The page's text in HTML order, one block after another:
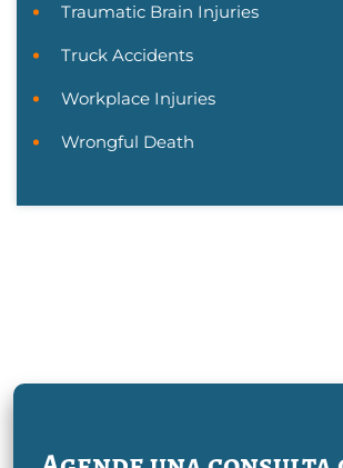
Traumatic Brain Injuries
Truck Accidents
Workplace Injuries
Wrongful Death